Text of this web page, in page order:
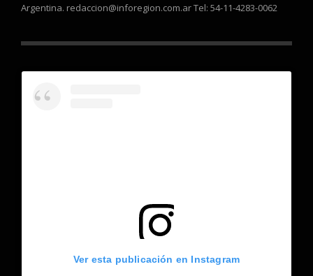
Argentina. redaccion@inforegion.com.ar Tel: 54-11-4283-0062
Ver esta publicación en Instagram